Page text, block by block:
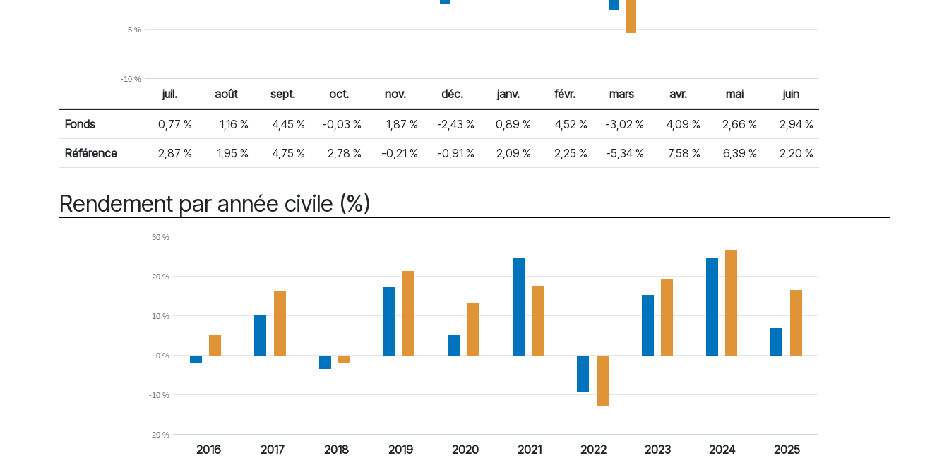
-10 %
-5 %
Rendement mensuel
% Rendement
juil. août sept. oct. nov. déc. janv. févr. mars avr. mai juin
Fonds 0,77 % 1,16 % 4,45 % -0,03 % 1,87 % -2,43 % 0,89 % 4,52 % -3,02 % 4,09 % 2,66 % 2,94 %
Référence 2,87 % 1,95 % 4,75 % 2,78 % -0,21 % -0,91 % 2,09 % 2,25 % -5,34 % 7,58 % 6,39 % 2,20 %
Rendement par année civile (%)
-20 %
-10 %
0 %
10 %
20 %
30 %
2016 2017 2018 2019 2020 2021 2022 2023 2024 2025